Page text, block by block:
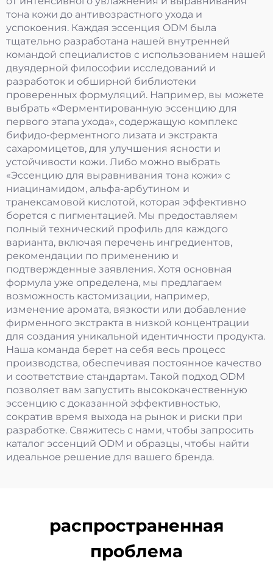
тона кожи до антивозрастного ухода и
успокоения. Каждая эссенция ODM была
тщательно разработана нашей внутренней
командой специалистов с использованием нашей
двуядерной философии исследований и
разработок и обширной библиотеки
проверенных формуляций. Например, вы можете
выбрать «Ферментированную эссенцию для
первого этапа ухода», содержащую комплекс
бифидо-ферментного лизата и экстракта
сахаромицетов, для улучшения ясности и
устойчивости кожи. Либо можно выбрать
«Эссенцию для выравнивания тона кожи» с
ниацинамидом, альфа-арбутином и
транексамовой кислотой, которая эффективно
борется с пигментацией. Мы предоставляем
полный технический профиль для каждого
варианта, включая перечень ингредиентов,
рекомендации по применению и
подтвержденные заявления. Хотя основная
формула уже определена, мы предлагаем
возможность кастомизации, например,
изменение аромата, вязкости или добавление
фирменного экстракта в низкой концентрации
для создания уникальной идентичности продукта.
Наша команда берет на себя весь процесс
производства, обеспечивая постоянное качество
и соответствие стандартам. Такой подход ODM
позволяет вам запустить высококачественную
эссенцию с доказанной эффективностью,
сократив время выхода на рынок и риски при
разработке. Свяжитесь с нами, чтобы запросить
каталог эссенций ODM и образцы, чтобы найти
идеальное решение для вашего бренда.
распространенная
проблема